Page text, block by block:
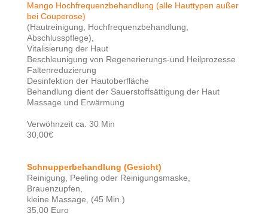
Mango Hochfrequenzbehandlung (alle Hauttypen außer
bei Couperose)
(Hautreinigung, Hochfrequenzbehandlung,
Abschlusspflege),
Vitalisierung der Haut
Beschleunigung von Regenerierungs-und Heilprozesse
Faltenreduzierung
Desinfektion der Hautoberfläche
Behandlung dient der Sauerstoffsättigung der Haut
Massage und Erwärmung
Verwöhnzeit ca. 30 Min
30,00€
Schnupperbehandlung (Gesicht)
Reinigung, Peeling oder Reinigungsmaske,
Brauenzupfen,
kleine Massage, (45 Min.)
35,00 Euro